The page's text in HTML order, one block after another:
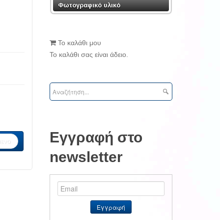
Φωτογραφικό υλικό
Το καλάθι μου
Το καλάθι σας είναι άδειο.
Εγγραφή στο
newsletter